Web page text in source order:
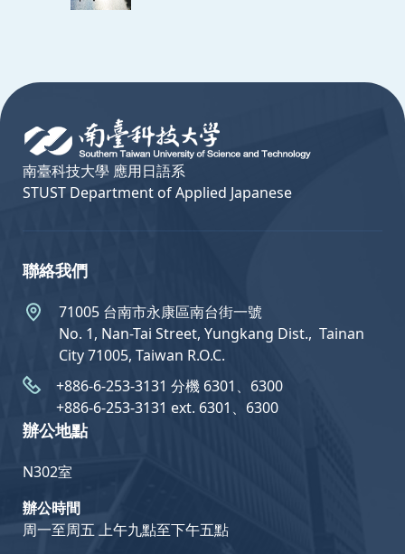
南臺科技大學 應用日語系
STUST Department of Applied Japanese
聯絡我們
71005 台南市永康區南台街一號
No. 1, Nan-Tai Street, Yungkang Dist.,  Tainan
City 71005, Taiwan R.O.C.
+886-6-253-3131 分機 6301、6300
+886-6-253-3131 ext. 6301、6300
辦公地點
N302室
辦公時間
周一至周五 上午九點至下午五點